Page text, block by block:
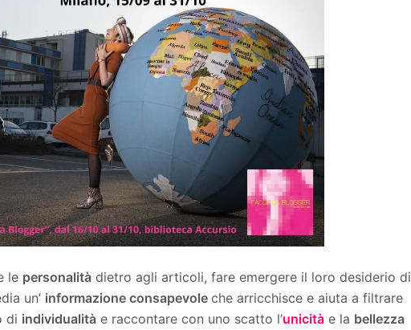
le personalità dietro agli articoli, fare emergere il loro desiderio di
un’ informazione consapevole che arricchisce e aiuta a filtrare
di individualità e raccontare con uno scatto l’unicità e la bellezza